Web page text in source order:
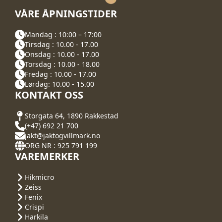
VÅRE ÅPNINGSTIDER
Mandag : 10:00 – 17:00
Tirsdag : 10.00 - 17.00
Onsdag : 10.00 - 17.00
Torsdag : 10.00 - 18.00
Fredag : 10.00 - 17.00
Lørdag: 10.00 - 15.00
KONTAKT OSS
Storgata 64, 1890 Rakkestad
(+47) 692 21 700
jakt@jaktogvillmark.no
ORG NR : 925 791 199
VAREMERKER
Hikmicro
Zeiss
Fenix
Crispi
Harkila